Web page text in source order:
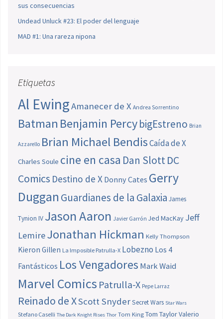
sus consecuencias
Undead Unluck #23: El poder del lenguaje
MAD #1: Una rareza nipona
Etiquetas
Al EwingAmanecer de X Andrea Sorrentino
Batman Benjamin PercybigEstreno Brian
Azzarello Brian Michael BendisCaída de X
Charles Soule cine en casa Dan SlottDC
Comics Destino de X Donny Cates Gerry
Duggan Guardianes de la Galaxia James
Tynion IV Jason Aaron Javier Garrón Jed MacKay Jeff
LemireJonathan Hickman Kelly Thompson
Kieron Gillen La Imposible Patrulla-X Lobezno Los 4
Fantásticos Los Vengadores Mark Waid
Marvel Comics Patrulla-X Pepe Larraz
Reinado de XScott SnyderSecret Wars Star Wars
Stefano Caselli The Dark Knight Rises Thor Tom King Tom TaylorValerio